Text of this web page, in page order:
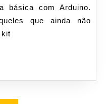
básica com Arduino.
que ainda não
kit